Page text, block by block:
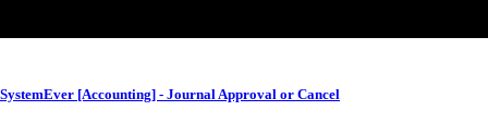
SystemEver [Accounting] - Journal Approval or Cancel